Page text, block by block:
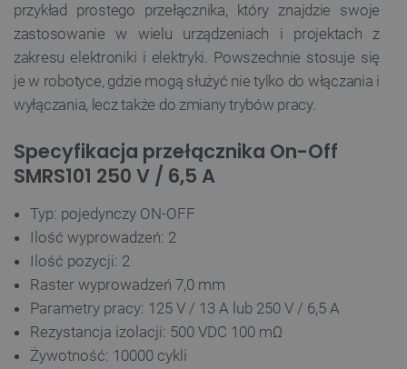
przykład prostego przełącznika, który znajdzie swoje
zastosowanie w wielu urządzeniach i projektach z
zakresu elektroniki i elektryki. Powszechnie stosuje się
je w robotyce, gdzie mogą służyć nie tylko do włączania i
wyłączania, lecz także do zmiany trybów pracy.
Specyfikacja przełącznika On-Off
SMRS101 250 V / 6,5 A
Typ: pojedynczy ON-OFF
Ilość wyprowadzeń: 2
Ilość pozycji: 2
Raster wyprowadzeń 7,0 mm
Parametry pracy: 125 V / 13 A lub 250 V / 6,5 A
Rezystancja izolacji: 500 VDC 100 mΩ
Żywotność: 10000 cykli